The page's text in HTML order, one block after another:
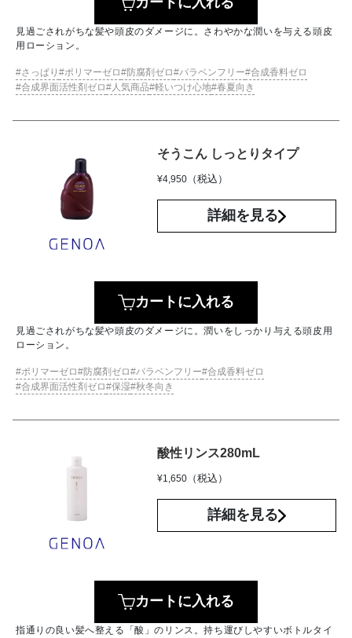
見過ごされがちな髪や頭皮のダメージに。さわやかな潤いを与える頭皮
用ローション。
さっぱり ポリマーゼロ 防腐剤ゼロ パラベンフリー 合成香料ゼロ
合成界面活性剤ゼロ
人気商品 軽いつけ心地 春夏向き
そうこん しっとりタイプ
¥4,950 （税込）
詳細を見る
カートに入れる
見過ごされがちな髪や頭皮のダメージに。潤いをしっかり与える頭皮用
ローション。
ポリマーゼロ 防腐剤ゼロ パラベンフリー 合成香料ゼロ
合成界面活性剤ゼロ
保湿 秋冬向き
酸性リンス280mL
¥1,650 （税込）
詳細を見る
カートに入れる
指通りの良い髪へ整える「酸」のリンス。持ち運びしやすいボトルタイ